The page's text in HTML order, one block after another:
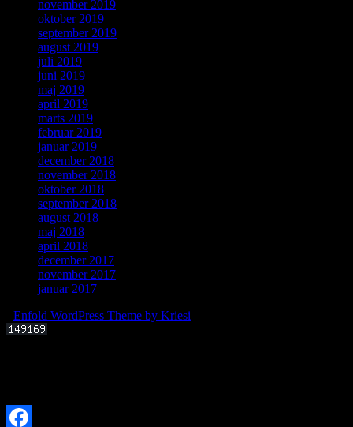
november 2019
oktober 2019
september 2019
august 2019
juli 2019
juni 2019
maj 2019
april 2019
marts 2019
februar 2019
januar 2019
december 2018
november 2018
oktober 2018
september 2018
august 2018
maj 2018
april 2018
december 2017
november 2017
januar 2017
Enfold WordPress Theme by Kriesi